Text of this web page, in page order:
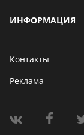
ИНФОРМАЦИЯ
Контакты
Реклама